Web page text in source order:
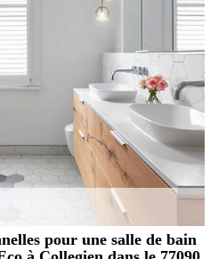
pour une salle de bain